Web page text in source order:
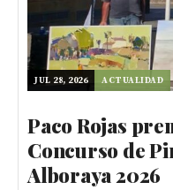
JUL 28, 2026 ACTUALIDAD
Paco Rojas
Concurso de
Alboraya 2026